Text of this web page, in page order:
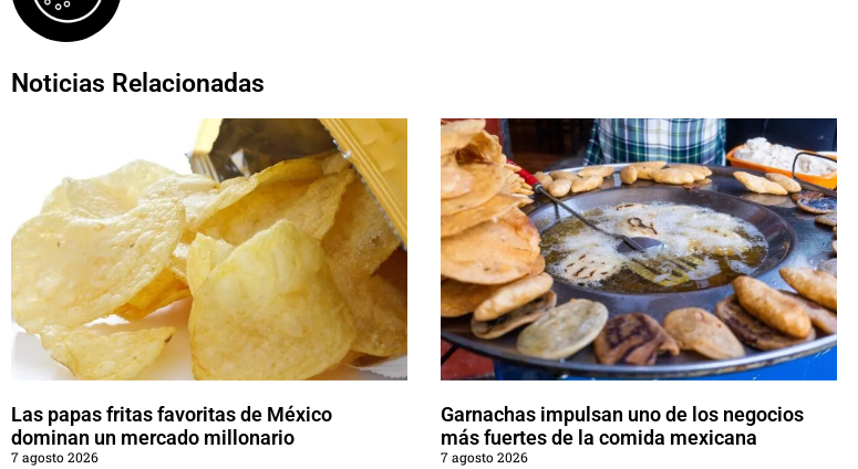
Noticias Relacionadas
Las papas fritas favoritas de México
dominan un mercado millonario
7 agosto 2026
Garnachas impulsan uno de los negocios
más fuertes de la comida mexicana
7 agosto 2026